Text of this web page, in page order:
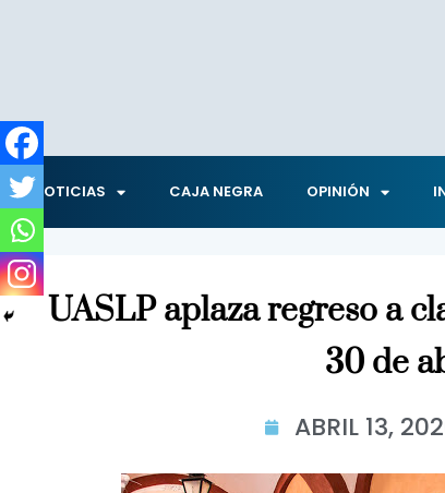
NOTICIAS CAJA NEGRA OPINIÓN
UASLP aplaza regreso a
30 de
ABRIL 13,